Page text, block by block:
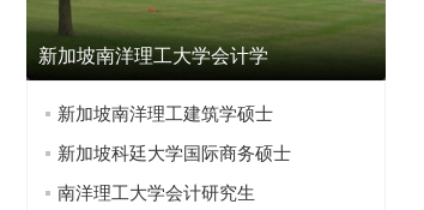
新加坡南洋理工大学会计学
新加坡南洋理工建筑学硕士
新加坡科廷大学国际商务硕士
南洋理工大学会计研究生